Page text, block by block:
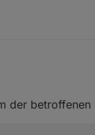
Firmware
der betroffenen